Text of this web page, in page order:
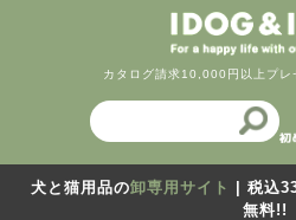
カタログ請求10,000円以上プレ
犬と猫用品の卸専用サイト
| 税込
無料!!